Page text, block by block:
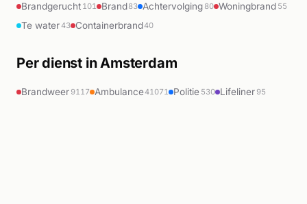
Brandgerucht 101 Brand83 Achtervolging 80 Woningbrand 55
Te water43 Containerbrand40
Per dienst in Amsterdam
Brandweer 9117 Ambulance41071 Politie 530 Lifeliner 95